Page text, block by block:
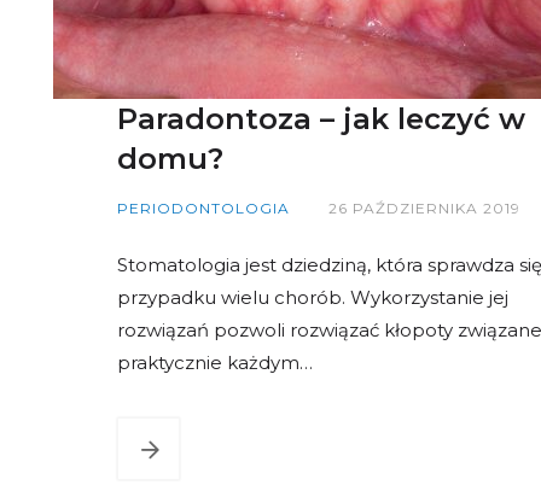
Paradontoza – jak leczyć w
domu?
PERIODONTOLOGIA 26 PAŹDZIERNIKA 2019
Stomatologia jest dziedziną, która sprawdza
przypadku wielu chorób. Wykorzystanie jej
rozwiązań pozwoli rozwiązać kłopoty
praktycznie każdym…